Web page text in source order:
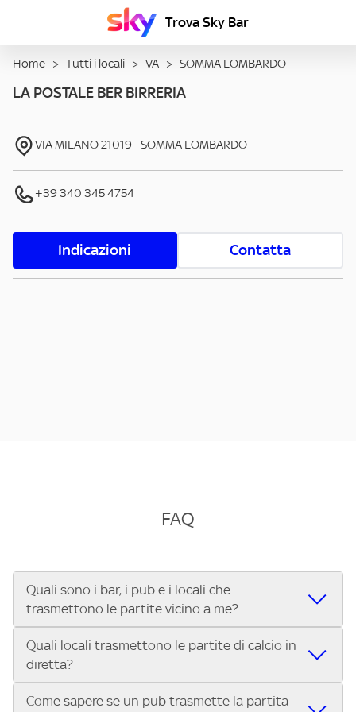
Trova Sky Bar
Home > Tutti i locali > VA > SOMMA LOMBARDO
LA POSTALE BER BIRRERIA
VIA MILANO21019 -SOMMA LOMBARDO
+39 340 345 4754
Indicazioni Contatta
FAQ
Quali sono i bar, i pub e i locali che
trasmettono le partite vicino a me?
Se cerchi un bar, pub, ristorante o locale vicino a te per
vedere le partite di Serie A ENILIVE, la Serie C Sky Wifi, la
UEFA Champions League, la UEFA Europa League, la UEFA
Conference League, il Tennis, la Formula 1®, la MotoGP™ e
Quali locali trasmettono le partite di calcio in
diretta?
Vuoi sapere quali bar, pub o ristoranti mostrano le partite
Come sapere se un pub trasmette la partita